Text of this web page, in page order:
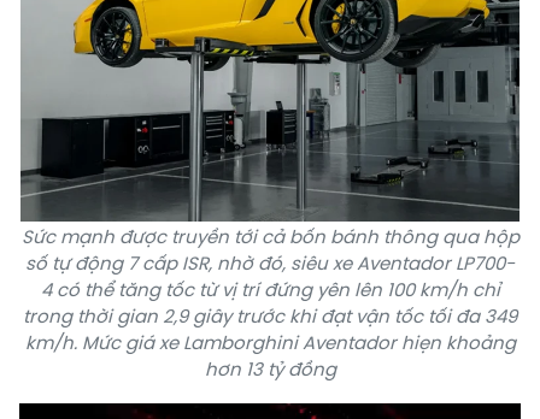
Sức mạnh được truyền tới cả bốn bánh thông qua hộp
số tự động 7 cấp ISR, nhờ đó, siêu xe Aventador LP700-
4 có thể tăng tốc từ vị trí đứng yên lên 100 km/h chỉ
trong thời gian 2,9 giây trước khi đạt vận tốc tối đa 349
km/h. Mức giá xe Lamborghini Aventador hiẹn khoảng
hơn 13 tỷ đồng